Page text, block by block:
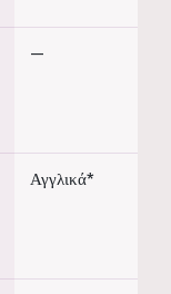
—
Αγγλικά*